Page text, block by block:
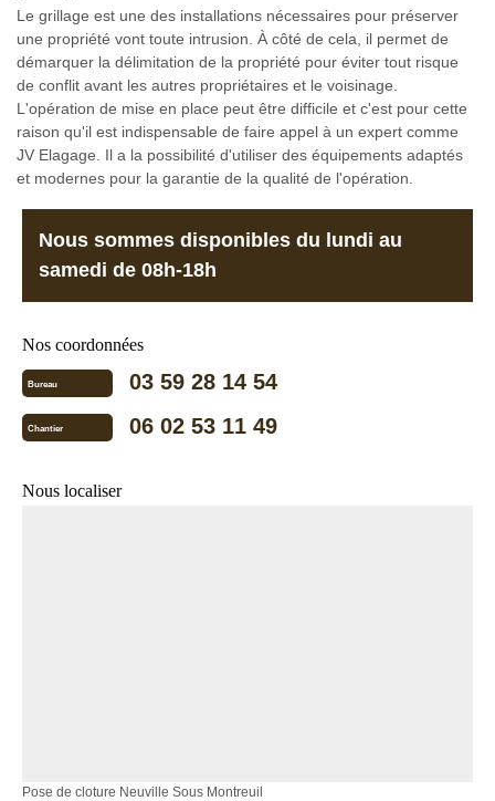
Le grillage est une des installations nécessaires pour préserver
une propriété vont toute intrusion. À côté de cela, il permet de
démarquer la délimitation de la propriété pour éviter tout risque
de conflit avant les autres propriétaires et le voisinage.
L'opération de mise en place peut être difficile et c'est pour cette
raison qu'il est indispensable de faire appel à un expert comme
JV Elagage. Il a la possibilité d'utiliser des équipements adaptés
et modernes pour la garantie de la qualité de l'opération.
Nous sommes disponibles du lundi au
samedi de 08h-18h
Nos coordonnées
Bureau 03 59 28 14 54
Chantier 06 02 53 11 49
Nous localiser
Pose de cloture Neuville Sous Montreuil